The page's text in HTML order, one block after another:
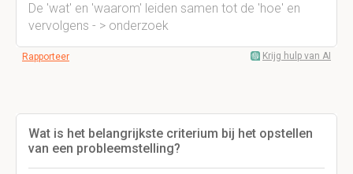
De 'wat' en 'waarom' leiden samen tot de 'hoe' en
vervolgens - > onderzoek
Rapporteer Krijg hulp van AI
Wat is het belangrijkste criterium bij het opstellen
van een probleemstelling?